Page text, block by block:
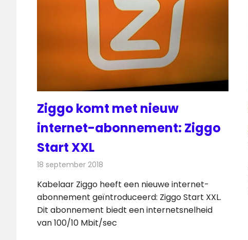
Ziggo komt met nieuw
internet-abonnement: Ziggo
Start XXL
18 september 2018
Kabelaar Ziggo heeft een nieuwe internet-
abonnement geïntroduceerd: Ziggo Start XXL.
Dit abonnement biedt een internetsnelheid
van 100/10 Mbit/sec